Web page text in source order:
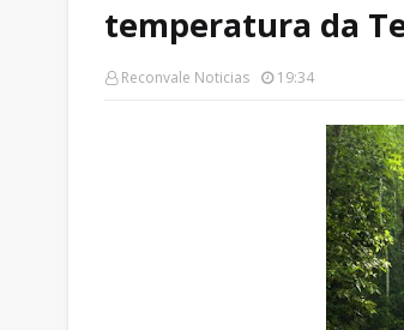
temperatura da
Reconvale Noticias 19:34